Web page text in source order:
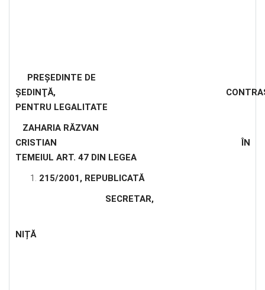
PREŞEDINTE DE
ŞEDINŢĂ,
PENTRU LEGALITATE
ZAHARIA RĂZVAN
CRISTIAN ÎN
TEMEIUL ART. 47 DIN LEGEA
215/2001, REPUBLICATĂ
SECRETAR,
NIȚĂ